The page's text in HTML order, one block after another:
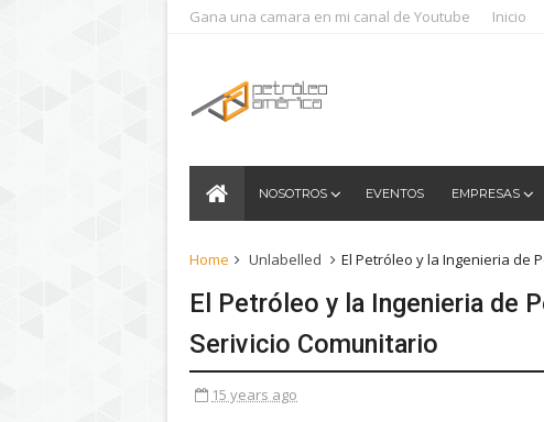
Gana una camara en mi canal de Youtube Inicio
NOSOTROS EVENTOS EMPRESAS
Home Unlabelled El Petróleo y la Ingenieria de
El Petróleo y la Ingenieria de
Serivicio Comunitario
15 years ago